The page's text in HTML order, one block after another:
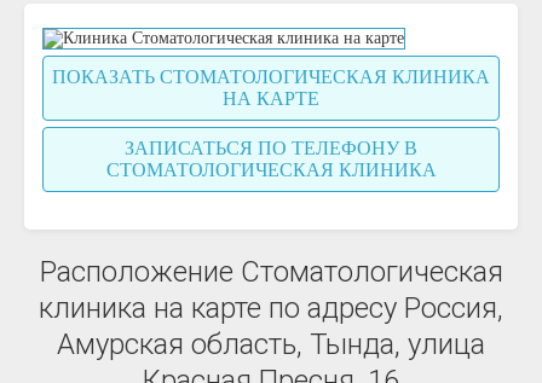
ПОКАЗАТЬ СТОМАТОЛОГИЧЕСКАЯ КЛИНИКА
НА КАРТЕ
ЗАПИСАТЬСЯ ПО ТЕЛЕФОНУ В
СТОМАТОЛОГИЧЕСКАЯ КЛИНИКА
Расположение Стоматологическая
клиника на карте по адресу Россия,
Амурская область, Тында, улица